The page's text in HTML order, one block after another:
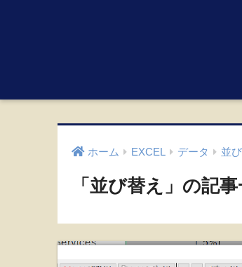
ホーム EXCEL データ 並
「並び替え」の記